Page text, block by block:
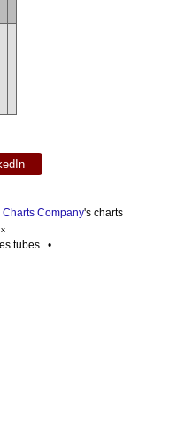
Company's charts
tubes •